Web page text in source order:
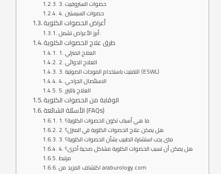
3. حصوات الستروفيت
4. حصوات السيستين
أعراض الحصوات الكلوية
أبرز الأعراض تشمل:
طرق علاج الحصوات الكلوية
1. العلاج المنزلي
2. العلاج الدوائي
3. التفتيت باستخدام الموجات الصوتية (ESWL)
4. الاستئصال الجراحي
5. العلاج بالليزر
الوقاية من الحصوات الكلوية
الأسئلة الشائعة (FAQs)
1. ما هي أسباب تكون الحصوات الكلوية؟
2. هل يمكن علاج الحصوات الكلوية في المنزل؟
3. متى يجب استشارة الطبيب بشأن الحصوات الكلوية؟
4. هل يمكن أن تسبب الحصوات الكلوية مشاكل صحية أخرى؟
مرتبط
اكتشاف المزيد من araburology.com